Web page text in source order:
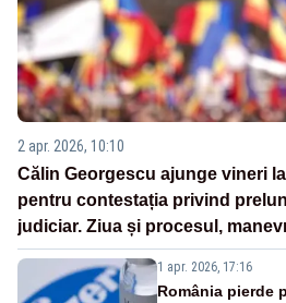
2 apr. 2026, 10:10
Călin Georgescu ajunge vineri
pentru contestația privind
judiciar. Ziua și procesul,
Sistemului
1 apr. 2026, 17:16
România pierde